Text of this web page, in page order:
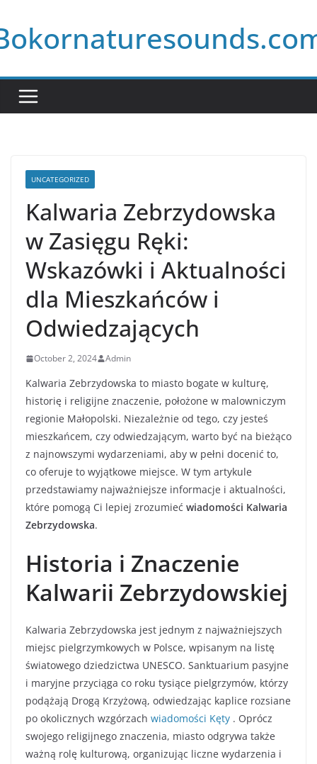
to
content
UNCATEGORIZED
Kalwaria Zebrzydowska
w Zasięgu Ręki:
Wskazówki i Aktualności
dla Mieszkańców i
Odwiedzających
October 2, 2024 Admin
Kalwaria Zebrzydowska to miasto bogate w kulturę,
historię i religijne znaczenie, położone w malowniczym
regionie Małopolski. Niezależnie od tego, czy jesteś
mieszkańcem, czy odwiedzającym, warto być na bieżąco
z najnowszymi wydarzeniami, aby w pełni docenić to,
co oferuje to wyjątkowe miejsce. W tym artykule
przedstawiamy najważniejsze informacje i aktualności,
które pomogą Ci lepiej zrozumieć wiadomości Kalwaria
Zebrzydowska.
Historia i Znaczenie
Kalwarii Zebrzydowskiej
Kalwaria Zebrzydowska jest jednym z najważniejszych
miejsc pielgrzymkowych w Polsce, wpisanym na listę
światowego dziedzictwa UNESCO. Sanktuarium pasyjne
i maryjne przyciąga co roku tysiące pielgrzymów, którzy
podążają Drogą Krzyżową, odwiedzając kaplice rozsiane
po okolicznych wzgórzach wiadomości Kęty . Oprócz
swojego religijnego znaczenia, miasto odgrywa także
ważną rolę kulturową, organizując liczne wydarzenia i